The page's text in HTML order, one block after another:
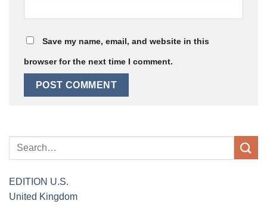
Save my name, email, and website in this
browser for the next time I comment.
EDITION U.S.
United Kingdom